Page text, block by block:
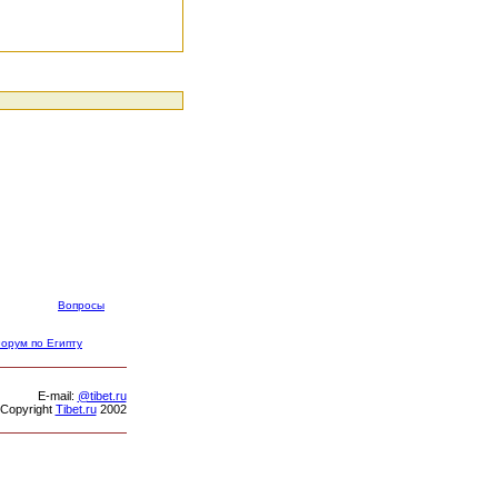
Вопросы
по Египту
Е-mail: @tibet.ru
Copyright Tibet.ru2002